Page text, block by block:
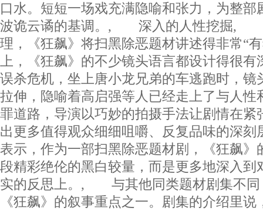
口水。短短一场戏充满隐喻和张力，为整部
波诡云谲的基调。, 深入的人性挖掘,
理，《狂飙》将扫黑除恶题材讲述得非常“
上，《狂飙》的不少镜头语言都设计得很
误杀危机，坐上唐小龙兄弟的车逃跑时，镜
拉伸，隐喻着高启强等人已经走上了与人性
罪道路，导演以巧妙的拍摄手法让剧情在紧
出更多值得观众细细咀嚼、反复品味的
表示，作为一部扫黑除恶题材剧，《狂飙》
段精彩绝伦的黑白较量，而是更多地深入到
实的反思上。, 与其他同类题材剧集不同
《狂飙》的叙事重点之一。剧集的介绍里